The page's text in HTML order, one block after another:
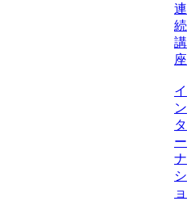
連
続
講
座
イ
ン
タ
ー
ナ
シ
ョ